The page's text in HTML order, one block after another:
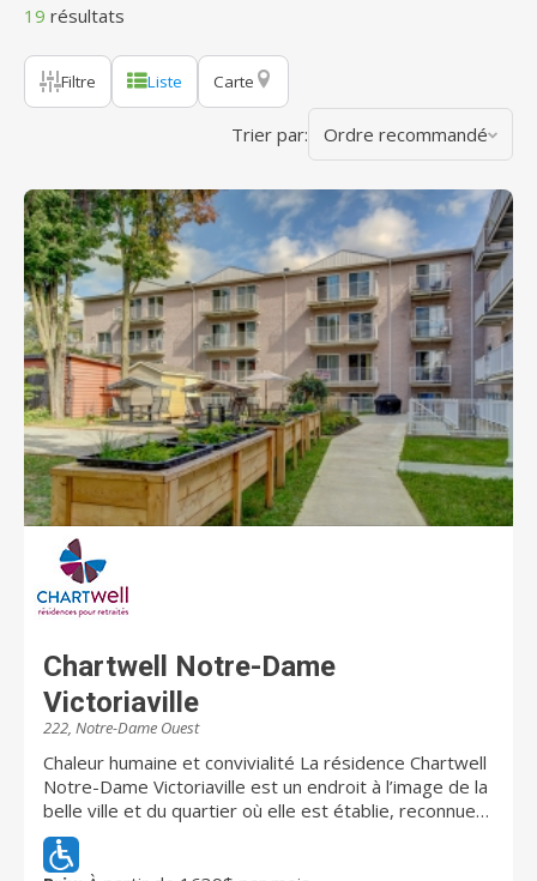
19 résultats
Filtre Liste Carte
Trier par: Ordre recommandé
Chartwell Notre-Dame
Victoriaville
222, Notre-Dame Ouest
Chaleur humaine et convivialité La résidence Chartwell
Notre-Dame Victoriaville est un endroit à l’image de la
belle ville et du quartier où elle est établie, reconnue
pour son accueil et pour la promotion du bien-être des
gens qui l’habitent. Notre résidence se trouve à